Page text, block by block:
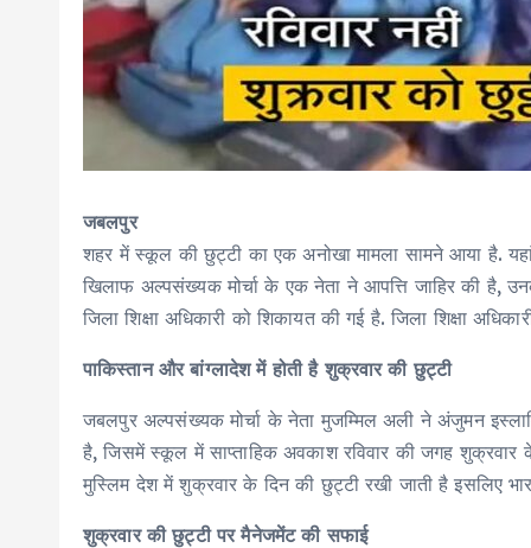
जबलपुर
शहर में स्कूल की छुट्टी का एक अनोखा मामला सामने आया है.
खिलाफ अल्पसंख्यक मोर्चा के एक नेता ने आपत्ति जाहिर की
जिला शिक्षा अधिकारी को शिकायत की गई है. जिला शिक्षा
पाकिस्तान और बांग्लादेश में होती है शुक्रवार की छुट्टी
जबलपुर अल्पसंख्यक मोर्चा के नेता मुजम्मिल अली ने अंजुमन
है, जिसमें स्कूल में साप्ताहिक अवकाश रविवार की जगह शुक्रवार
मुस्लिम देश में शुक्रवार के दिन की छुट्टी रखी जाती है इसलिए
शुक्रवार की छुट्टी पर मैनेजमेंट की सफाई